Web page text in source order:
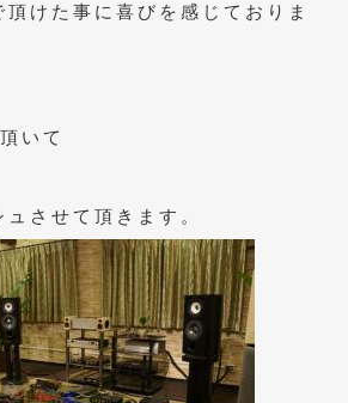
けた事に喜びを感じておりま
いて
させて頂きます。